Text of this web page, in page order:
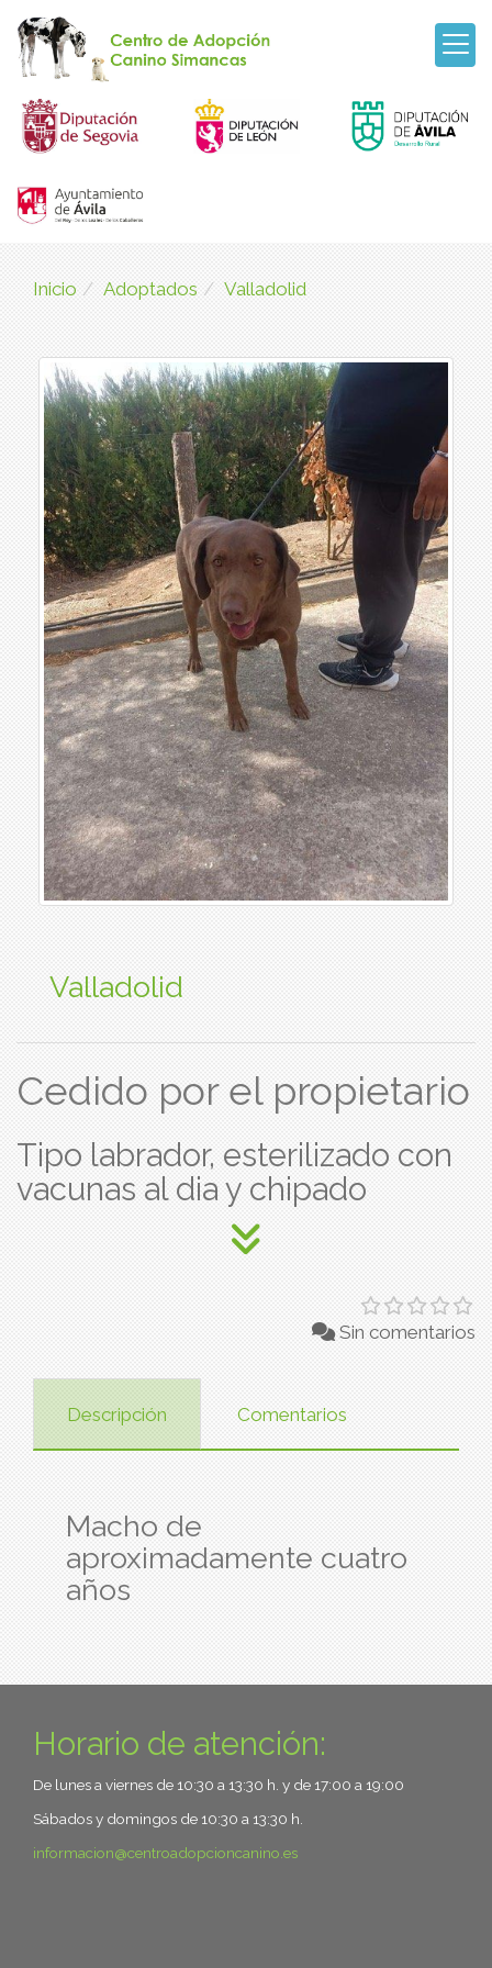
Inicio Adoptados Valladolid
Valladolid
Cedido por el propietario
Tipo labrador, esterilizado con
vacunas al dia y chipado
Sin comentarios
Descripción Comentarios
Macho de
aproximadamente cuatro
años
Horario de atención:
De lunes a viernes de 10:30 a 13:30 h. y de 17:00 a 19:00
Sábados y domingos de 10:30 a 13:30 h.
informacion
centroadopcioncanino.es